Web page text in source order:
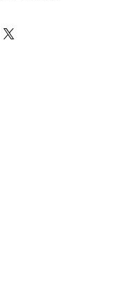
Vertrag schließen können.